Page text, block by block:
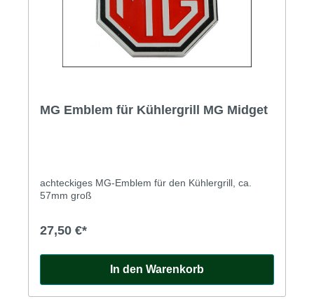
MG Emblem für Kühlergrill MG Midget
achteckiges MG-Emblem für den Kühlergrill, ca.
57mm groß
27,50 €*
In den Warenkorb